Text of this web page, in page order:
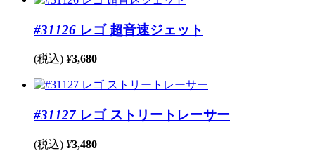
#31126 レゴ 超音速ジェット
(税込) ¥3,680
#31127 レゴ ストリートレーサー
(税込) ¥3,480